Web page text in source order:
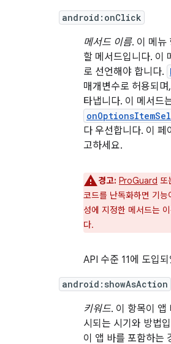
android:onClick
메서드 이름. 이 메뉴
할 메서드입니다. 이
로 선언해야 합니다.
매개변수로 허용되
타냅니다. 이 메서드
다 우선합니다. 이 페
고하세요.
경고: ProGuard 또
코드를 난독화하면 기
성에 지정한 메서드는
다.
API 수준 11에 도입
android:showAsAction
키워드. 이 항목이 앱
시되는 시기와 방법
이 앱 바를 포함하는